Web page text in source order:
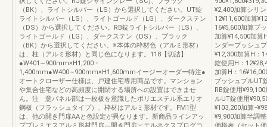
（BK）、ライトシルバー（LS）から選択してください。UT錠
ライトシルバー（LS）、ライトゴールド（LG）、ダークステン
（DS）から選択してください。RB錠ライトシルバー（LS）、
ライトゴールド（LG）、ダークステン（DS）、ブラック
（BK）から選択してください。※本体の枠材色（アルミ形材）
は、柱（アルミ形材）と同じ色になります。118【切詰】
●W401∼900mm×H1,200・
1,400mm●W400∼900mm×H1,600mmイージーオーダー特注●
オートクローザー仕様は、戸建住宅専用商品です。マンション
や集合住宅などの高頻度に開閉する場所への設置はできませ
ん。注 意パネル部は一枚板を意識したポリエステル系エリオ
鋼板（フラッシュタイプ）、枠材はアルミ形材です。FM1型
は、他の開き門扉AAと色設定が異なります。新商品ラインアッ
ププレミエスアルミ形材門扉︵開き門扉︶エルネクスプログコ
¥2,400加算シリ
12¥11,600加算
16¥5,600加算プ
加算¥14,500加算
ンダープッシュ
¥12,300加算H：
錠使用H：
加算H：
プッシュプルUT
RB錠使用
ルUT錠使用
¥103,200加算
¥9,900加算半調
価格表（セット